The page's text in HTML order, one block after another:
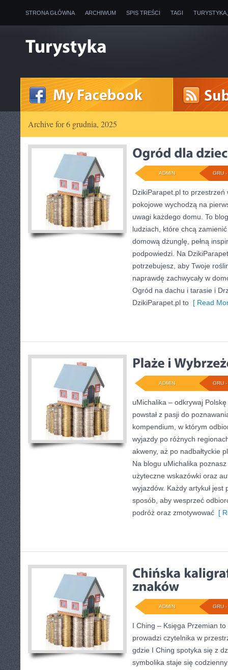
STRONA GŁÓWNA ARCHIWUM SPIS TREŚCI TAGI
Archive for 6 grudnia, 2025
GRU
ADMIN
DzikiParapet.pl to przestrzeń
pokojowe wychodzą na
uwagi każdego domu. To
ludziach, które chcą
domową dżunglę, pełną
podpowiedzi. Na
potrzebujesz, aby Twoje
naprawdę zachwycały w
Ogród na dachu i tarasie i
DzikiParapet.pl to [ Read
GRU
ADMIN
uMichalika – odkrywaj
powstał z pasji do
kompendium, w którym
wyjazdy po różnych
akweny, aż po nadbałtyckie
Na blogu uMichalika
użyteczne wskazówki oraz
wyjazdów. Każdy artykuł jest
sposób, aby wesprzeć
podróż oraz zmotywować [
GRU
ADMIN
I Ching – Księga Przemian
prowadzi czytelnika w
gdzie I Ching spotyka się z
symbolika staje się